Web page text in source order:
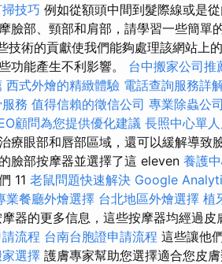
技巧 例如從額頭中間到髮際線或是
臉部、頸部和肩部，請學習一些簡單
術的貢獻使我們能夠處理該網站上
功能產生不利影響。 台中搬家公司推
西式外燴的精緻體驗 電話查詢服務詳
務 值得信賴的徵信公司 專業除蟲公
顧問為您提供優化建議 長照中心單
療眼部和唇部區域，還可以緩解導致
臉部按摩器並選擇了這 eleven 養護
11 老鼠問題快速解決 Google
業餐廳外燴選擇 台北地區外燴選擇 植
器的更多信息，這些按摩器均經過皮
流程 台南台胞證申請流程 這些讓他
選擇 護膚專家幫助您選擇適合您皮